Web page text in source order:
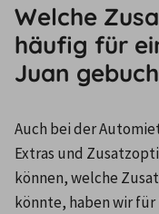
Welche
häufig für
Juan
Auch bei der
Extras und
können, welche
könnte, haben wir